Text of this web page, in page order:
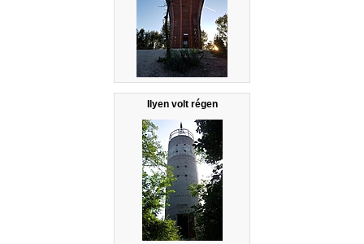
Ilyen volt régen